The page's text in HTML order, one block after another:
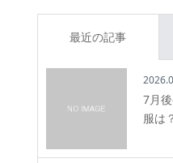
最近の記事
7月
服は